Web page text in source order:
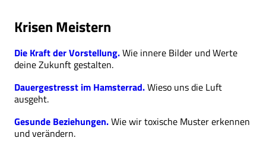
Krisen Meistern
Die Kraft der Vorstellung.Wie innere Bilder und Werte
deine Zukunft gestalten.
Dauergestresst im Hamsterrad.Wieso uns die Luft
ausgeht.
Gesunde Beziehungen.Wie wir toxische Muster erkennen
und verändern.